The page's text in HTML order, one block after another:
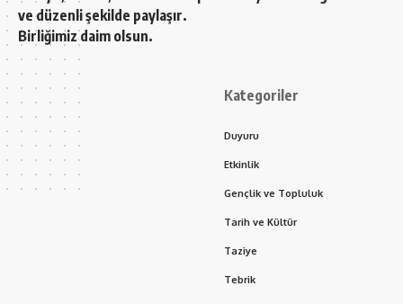
ve düzenli şekilde paylaşır.
Birliğimiz daim olsun.
Kategoriler
Duyuru
Etkinlik
Gençlik ve Topluluk
Tarih ve Kültür
Taziye
Tebrik